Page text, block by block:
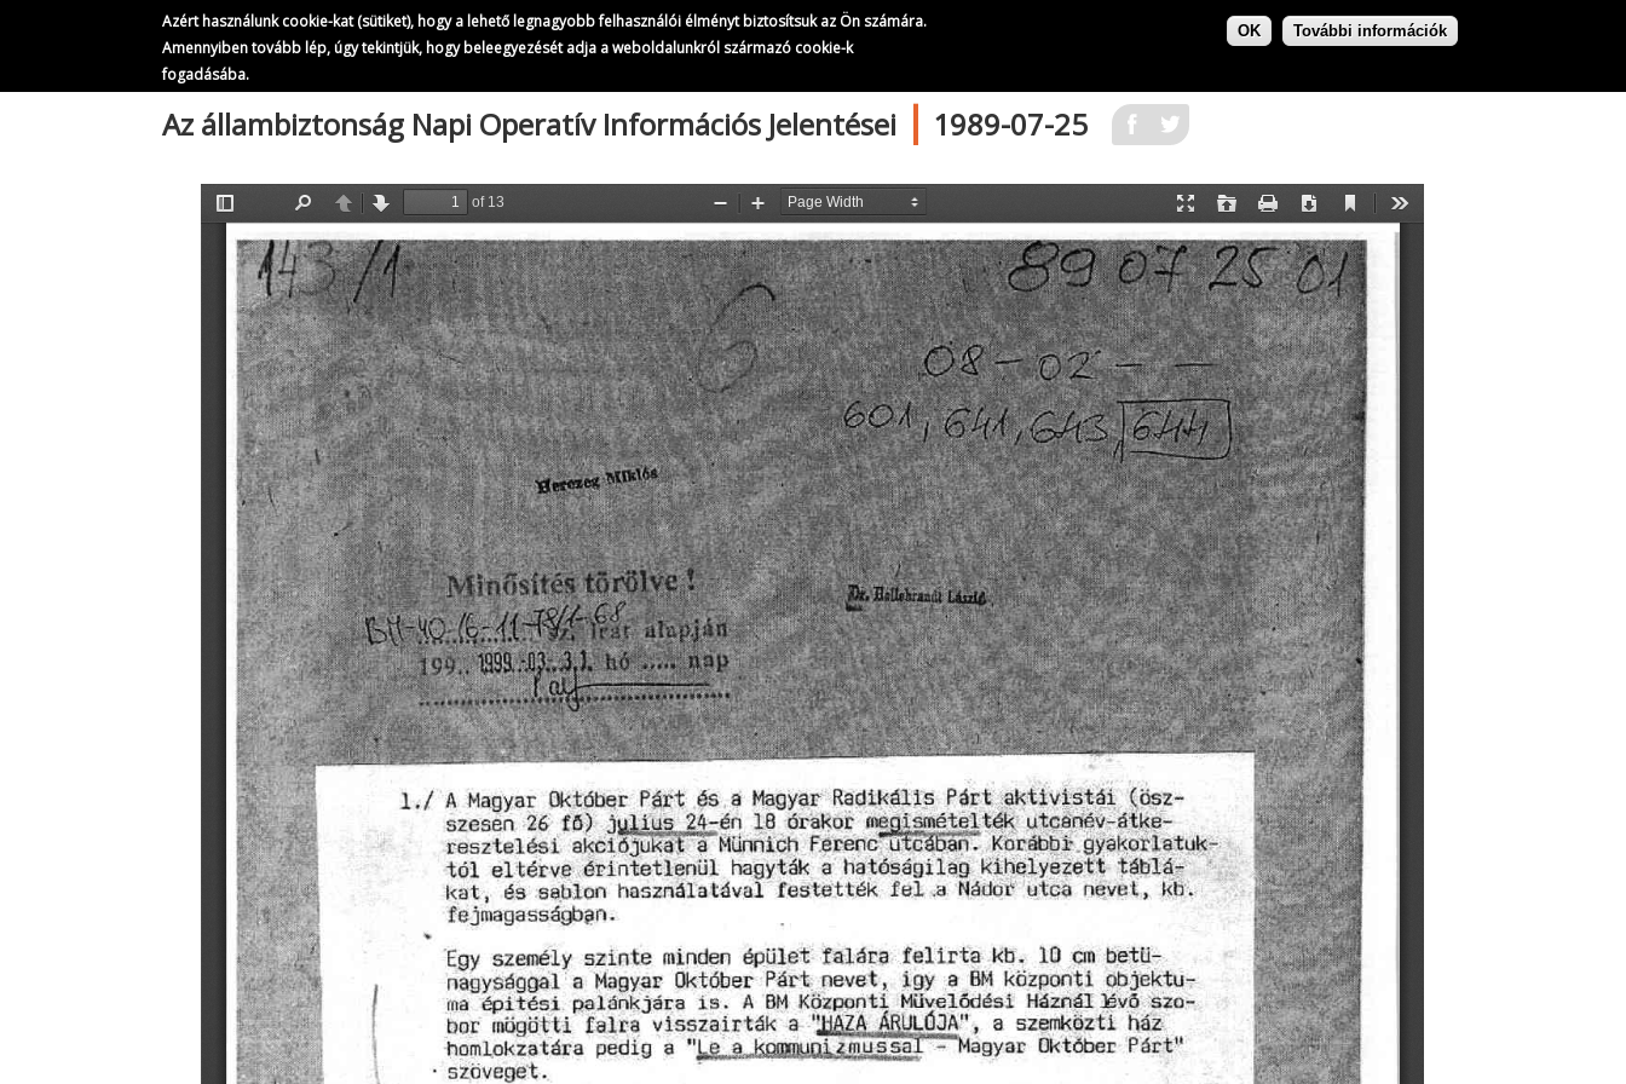
Azért használunk cookie-kat (sütiket), hogy a lehető legnagyobb felhasználói élményt biztosítsuk az Ön számára.
Amennyiben tovább lép, úgy tekintjük, hogy beleegyezését adja a weboldalunkról származó cookie-k
fogadásába.
OK További információk
Az állambiztonság Napi Operatív Információs Jelentései
143/252
Az állambiztonság Napi Operatív Információs Jelentései | 1989-07-25